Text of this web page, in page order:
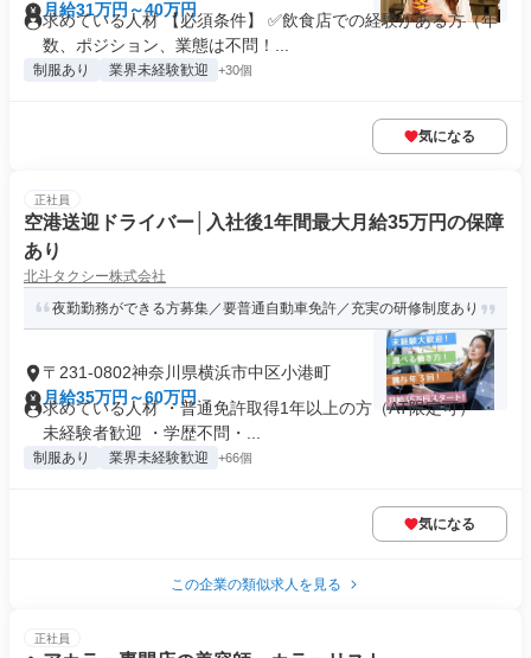
月給31万円～40万円
求めている人材 【必須条件】 ✅飲食店での経験がある方（年
数、ポジション、業態は不問！...
制服あり 業界未経験歓迎 +30個
気になる
正社員
空港送迎ドライバー│入社後1年間最大月給35万円の保障
あり
北斗タクシー株式会社
夜勤勤務ができる方募集／要普通自動車免許／充実の研修制度あり
〒231-0802神奈川県横浜市中区小港町
月給35万円～60万円
求めている人材 ・普通免許取得1年以上の方（AT限定可） ・
未経験者歓迎 ・学歴不問・...
制服あり 業界未経験歓迎 +66個
気になる
この企業の類似求人を見る
正社員